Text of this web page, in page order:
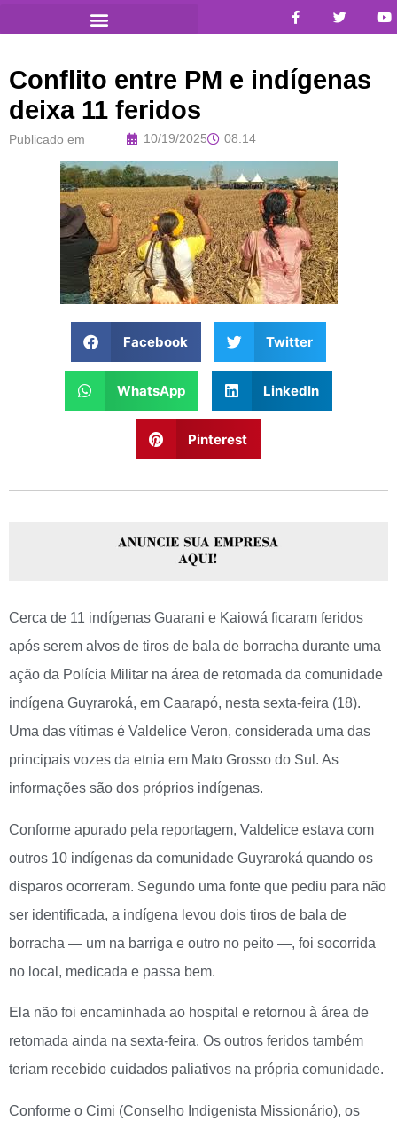
Conflito entre PM e indígenas
deixa 11 feridos
Publicado em 10/19/2025 08:14
Facebook Twitter
WhatsApp LinkedIn
Pinterest
Cerca de 11 indígenas Guarani e Kaiowá ficaram feridos
após serem alvos de tiros de bala de borracha durante uma
ação da Polícia Militar na área de retomada da comunidade
indígena Guyraroká, em Caarapó, nesta sexta-feira (18).
Uma das vítimas é Valdelice Veron, considerada uma das
principais vozes da etnia em Mato Grosso do Sul. As
informações são dos próprios indígenas.
Conforme apurado pela reportagem, Valdelice estava com
outros 10 indígenas da comunidade Guyraroká quando os
disparos ocorreram. Segundo uma fonte que pediu para não
ser identificada, a indígena levou dois tiros de bala de
borracha — um na barriga e outro no peito —, foi socorrida
no local, medicada e passa bem.
Ela não foi encaminhada ao hospital e retornou à área de
retomada ainda na sexta-feira. Os outros feridos também
teriam recebido cuidados paliativos na própria comunidade.
Conforme o Cimi (Conselho Indigenista Missionário), os